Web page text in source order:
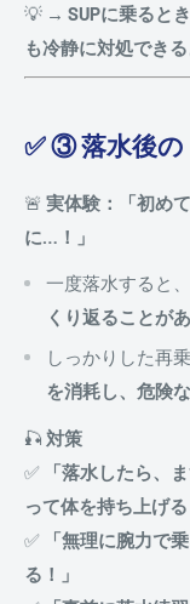
💡 → SUPに乗ると
も冷静に対処でき
✅ ③ 落水後
🚨 実体験：「初め
に…！」
一度落水すると、
くり返ることが
しっかりした再
を消耗し、危険
🎣 対策
✅
「落水したら、
って体を持ち上げる
✅
「無理に腕力で
る！」